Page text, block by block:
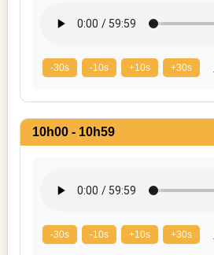
-30s -10s +10s +30s
10h00 - 10h59
-30s -10s +10s +30s